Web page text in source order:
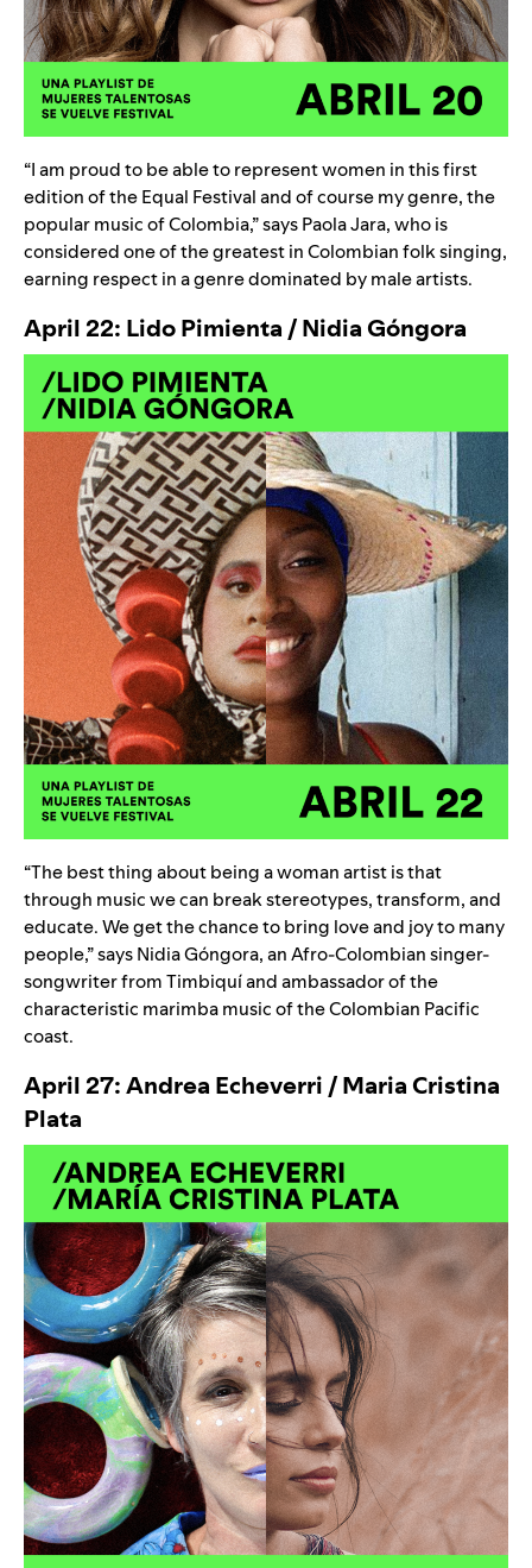
“I am proud to be able to represent women in this first
edition of the Equal Festival and of course my genre, the
popular music of Colombia,” saysPaola Jara, who is
considered one of the greatest in Colombian folk singing,
earning respect in a genre dominated by male artists.
April 22: Lido Pimienta / Nidia Góngora
“The best thing about being a woman artist is that
through music we can break stereotypes, transform, and
educate. We get the chance to bring love and joy to many
people,” saysNidia Góngora, an Afro-Colombian singer-
songwriter from Timbiquí and ambassador of the
characteristic marimba music of the Colombian Pacific
coast.
April 27: Andrea Echeverri / Maria Cristina
Plata